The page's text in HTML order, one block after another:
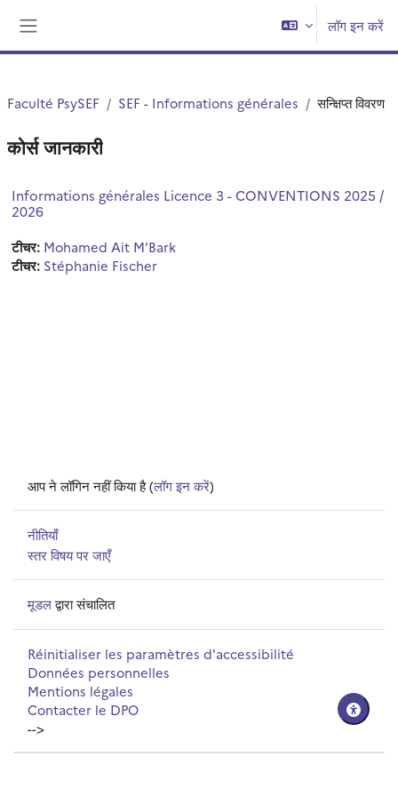
लॉग इन करें
Faculté PsySEF SEF - Informations générales सन्क्षिप्त विवरण
कोर्स जानकारी
Informations générales Licence 3 - CONVENTIONS 2025 /
2026
टीचर: Mohamed Ait M'Bark
टीचर: Stéphanie Fischer
आप ने लॉगिन नहीं किया है (लॉग इन करें)
नीतियाँ
स्तर विषय पर जाएँ
मूडलद्वारा संचालित
Réinitialiser les paramètres d'accessibilité
Données personnelles
Mentions légales
Contacter le DPO
-->